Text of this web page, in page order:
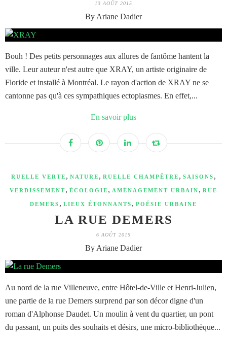
13 AOÛT 2015
By Ariane Dadier
Bouh ! Des petits personnages aux allures de fantôme hantent la
ville. Leur auteur n'est autre que XRAY, un artiste originaire de
Floride et installé à Montréal. Le rayon d'action de XRAY ne se
cantonne pas qu'à ces sympathiques ectoplasmes. En effet,...
En savoir plus
RUELLE VERTE , NATURE , RUELLE CHAMPÊTRE , SAISONS ,
VERDISSEMENT, ÉCOLOGIE , AMÉNAGEMENT URBAIN , RUE
DEMERS , LIEUX ÉTONNANTS , POÉSIE URBAINE
LA RUE DEMERS
6 AOÛT 2015
By Ariane Dadier
Au nord de la rue Villeneuve, entre Hôtel-de-Ville et Henri-Julien,
une partie de la rue Demers surprend par son décor digne d'un
roman d'Alphonse Daudet. Un moulin à vent du quartier, un pont
du passant, un puits des souhaits et désirs, une micro-bibliothèque...